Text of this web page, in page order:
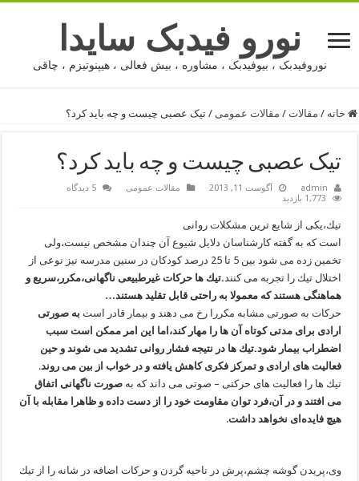
نورو فیدبک سایدا
نوروفیدبک ، بیوفیدبک ، مشاوره ، بیش فعالی ، هیپنوتیزم ، چاقی
خانه / مقالات / مقالات عمومی / تیک عصبی چیست و چه باید کرد؟
تیک عصبی چیست و چه باید کرد؟
admin آگوست 11, 2013 مقالات عمومی
5 دیدگاه
1,773 بازدید
تیك‌،یكی از شایع‌ ترین مشكلات روانی
است كه به گفته كارشناسان دلایل شیوع آن چندان مشخص نیست،ولی
تخمین زده می‌ شود بین 5 تا 25 درصد كودكان در سنین مدرسه نیز نوعی از
اختلال تیك را تجربه می ‌كنند.تیك ‌ها حركات غیرطبیعی ناگهانی،مكرر،سریع و
هماهنگی هستند كه معمولا به راحتی قابل تقلید هستند…
حركات به‌ صورتی مشابه مكررا رخ می ‌دهند و بیمار قادر است به ‌صورتی
ارادی برای مدتی كوتاه آن ها را مهار كند،اما این امر ممكن است سبب
اضطراب بیمار شود.تیك‌ ها در نتیجه فشار روانی تشدید می ‌شوند و حین
فعالیت‌ های ارادی و تمركز فكری كاهش یافته و در خواب از بین می‌ روند.
تیك‌ ها را فعالیت‌ های حركتی – صوتی می ‌داند كه به‌صورت ناگهانی اتفاق
می‌ افتند و در آن،فرد توان مقاومت خود را از دست داده و ظاهرا مقابله با‌ آن
هیچ فایده‌ای نخواهد داشت.
وی،پریدن گوشه‌ چشم،پرش در ناحیه ‌گردن و حركات اضافه در شانه را از تیك